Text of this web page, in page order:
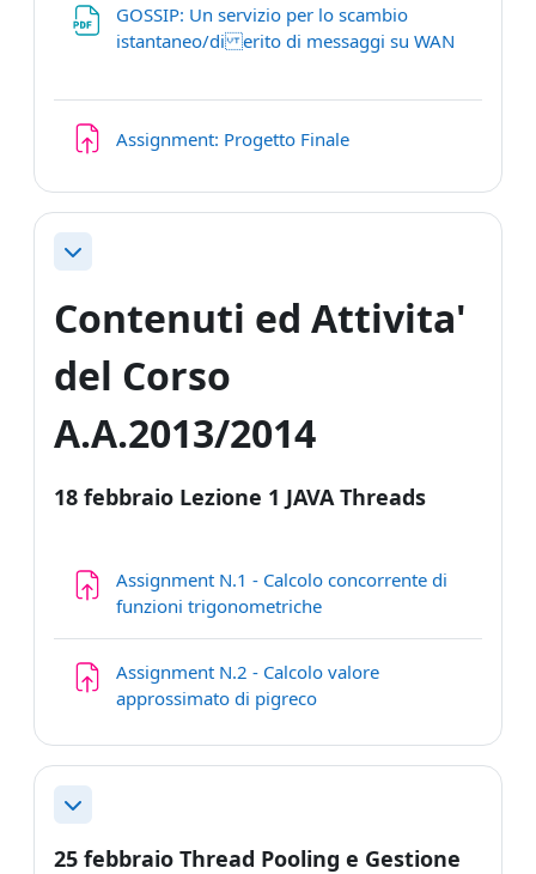
GOSSIP: Un servizio per lo scambio
istantaneo/di erito di messaggi su WAN
Assignment: Progetto FinaleCompito
Minimizza
Contenuti ed Attivita'
del Corso
A.A.2013/2014
18 febbraio Lezione 1 JAVA Threads
Assignment N.1 - Calcolo concorrente di
funzioni trigonometricheCompito
Assignment N.2 - Calcolo valore
approssimato di pigrecoCompito
Minimizza
25 febbraio Thread Pooling e Gestione